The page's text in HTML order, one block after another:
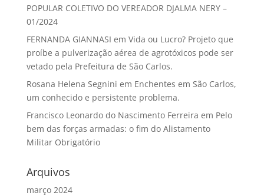
POPULAR COLETIVO DO VEREADOR DJALMA NERY –
01/2024
FERNANDA GIANNASI em Vida ou Lucro? Projeto que
proíbe a pulverização aérea de agrotóxicos pode ser
vetado pela Prefeitura de São Carlos.
Rosana Helena Segnini em Enchentes em São Carlos,
um conhecido e persistente problema.
Francisco Leonardo do Nascimento Ferreira em Pelo
bem das forças armadas: o fim do Alistamento
Militar Obrigatório
Arquivos
março 2024